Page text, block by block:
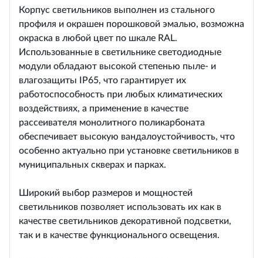
Корпус светильников выполнен из стального
профиля и окрашен порошковой эмалью, возможна
окраска в любой цвет по шкале RAL.
Использованные в светильнике светодиодные
модули обладают высокой степенью пыле- и
влагозащиты IP65, что гарантирует их
работоспособность при любых климатических
воздействиях, а применение в качестве
рассеивателя монолитного поликарбоната
обеспечивает высокую вандалоустойчивость, что
особенно актуально при установке светильников в
муниципальных скверах и парках.
Широкий выбор размеров и мощностей
светильников позволяет использовать их как в
качестве светильников декоративной подсветки,
так и в качестве функционального освещения.